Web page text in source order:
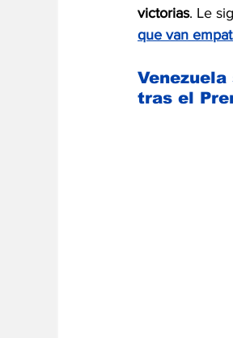
victorias. Le
que van
tras el